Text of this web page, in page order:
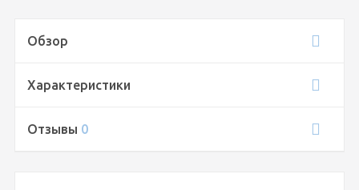
Обзор
Характеристики
Отзывы 0